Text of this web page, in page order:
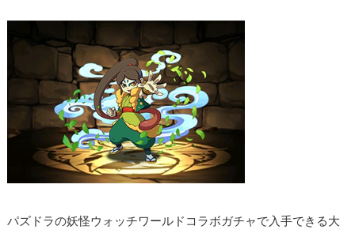
パズドラの妖怪ウォッチワールドコラボガチャで入手できる大